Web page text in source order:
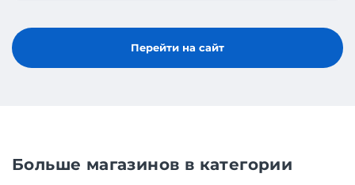
Перейти на сайт
Больше магазинов в категории